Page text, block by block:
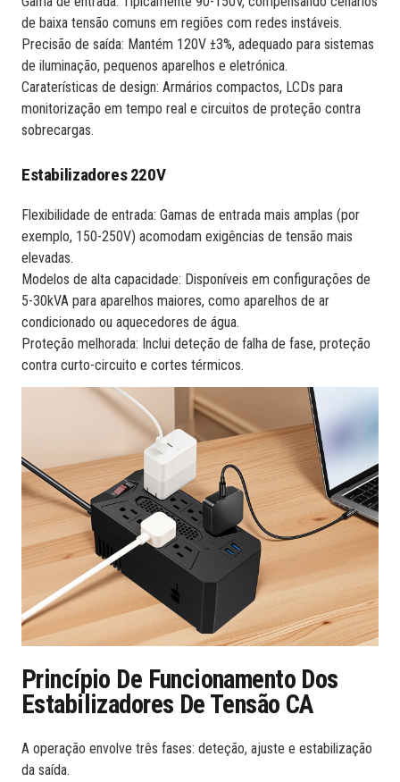
de baixa tensão comuns em regiões com redes instáveis.
Precisão de saída: Mantém 120V ±3%, adequado para sistemas
de iluminação, pequenos aparelhos e eletrónica.
Caraterísticas de design: Armários compactos, LCDs para
monitorização em tempo real e circuitos de proteção contra
sobrecargas.
Estabilizadores 220V
Flexibilidade de entrada: Gamas de entrada mais amplas (por
exemplo, 150-250V) acomodam exigências de tensão mais
elevadas.
Modelos de alta capacidade: Disponíveis em configurações de
5-30kVA para aparelhos maiores, como aparelhos de ar
condicionado ou aquecedores de água.
Proteção melhorada: Inclui deteção de falha de fase, proteção
contra curto-circuito e cortes térmicos.
Princípio De Funcionamento Dos
Estabilizadores De Tensão CA
A operação envolve três fases: deteção, ajuste e estabilização
da saída.